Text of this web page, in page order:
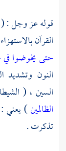
قوله عز وجل : (
القرآن
حتى يخوضوا
النون وتشديد
السين ، (
الظالمين) يعني
تذكرت .